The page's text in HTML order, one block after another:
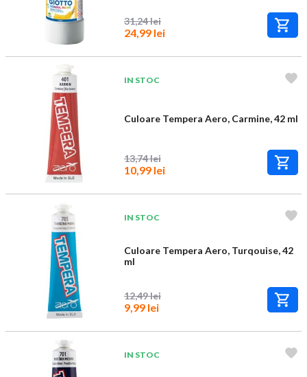
31,24 lei
24,99 lei
IN STOC
Culoare Tempera Aero, Carmine, 42 ml
13,74 lei
10,99 lei
IN STOC
Culoare Tempera Aero, Turqouise, 42
ml
12,49 lei
9,99 lei
IN STOC